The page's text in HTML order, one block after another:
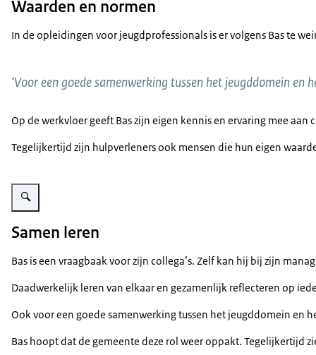
Waarden en normen
In de opleidingen voor jeugdprofessionals is er volgens Bas te
‘Voor een goede samenwerking tussen het jeugddomein en
Op de werkvloer geeft Bas zijn eigen kennis en ervaring mee
Tegelijkertijd zijn hulpverleners ook mensen die hun eigen
Vergroot afbeelding Bas Angevaare
Samen leren
Bas is een vraagbaak voor zijn collega’s. Zelf kan hij bij zijn
Daadwerkelijk leren van elkaar en gezamenlijk reflecteren op
Ook voor een goede samenwerking tussen het jeugddomein en
Bas hoopt dat de gemeente deze rol weer oppakt. Tegelijkertijd